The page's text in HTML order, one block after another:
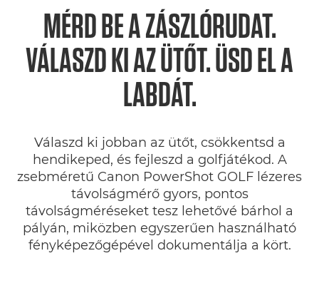
Műszaki adatok
Értékelések
MÉRD BE A ZÁSZLÓRUDAT.
VÁLASZD KI AZ ÜTŐT. ÜSD EL A
LABDÁT.
Válaszd ki jobban az ütőt, csökkentsd a
hendikeped, és fejleszd a golfjátékod. A
zsebméretű Canon PowerShot GOLF lézeres
távolságmérő gyors, pontos
távolságméréseket tesz lehetővé bárhol a
pályán, miközben egyszerűen használható
fényképezőgépével dokumentálja a kört.